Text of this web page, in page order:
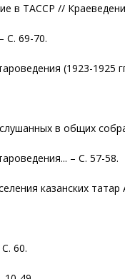
в ТАССР //
С. 69-70.
(1923-1925
в общих
– С. 57-58.
казанских
60.